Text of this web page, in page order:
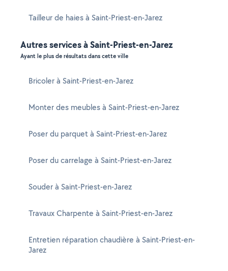
Tailleur de haies à Saint-Priest-en-Jarez
Autres services à Saint-Priest-en-Jarez
Ayant le plus de résultats dans cette ville
Bricoler à Saint-Priest-en-Jarez
Monter des meubles à Saint-Priest-en-Jarez
Poser du parquet à Saint-Priest-en-Jarez
Poser du carrelage à Saint-Priest-en-Jarez
Souder à Saint-Priest-en-Jarez
Travaux Charpente à Saint-Priest-en-Jarez
Entretien réparation chaudière à Saint-Priest-en-
Jarez